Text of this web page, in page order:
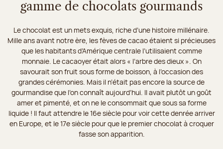
gamme de chocolats gourmands
Le chocolat est un mets exquis, riche d’une histoire millénaire.
Mille ans avant notre ère, les fèves de cacao étaient si précieuses
que les habitants d’Amérique centrale l’utilisaient comme
monnaie. Le cacaoyer était alors « l’arbre des dieux ». On
savourait son fruit sous forme de boisson, à l’occasion des
grandes cérémonies. Mais il n’était pas encore la source de
gourmandise que l’on connaît aujourd’hui. Il avait plutôt un goût
amer et pimenté, et on ne le consommait que sous sa forme
liquide ! Il faut attendre le 16e siècle pour voir cette denrée arriver
en Europe, et le 17e siècle pour que le premier chocolat à croquer
fasse son apparition.